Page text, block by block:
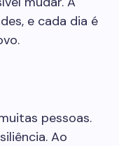
e cada dia é
pessoas.
Ao